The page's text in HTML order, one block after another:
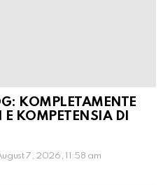
KOMPLETAMENTE
E KOMPETENSIA DI
7, 2026, 11:58 am